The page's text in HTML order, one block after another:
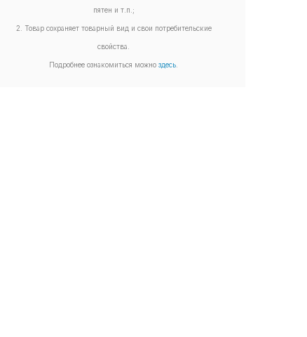
пятен и т.п.;
2. Товар сохраняет товарный вид и свои потребительские
свойства.
Подробнее ознакомиться можно здесь